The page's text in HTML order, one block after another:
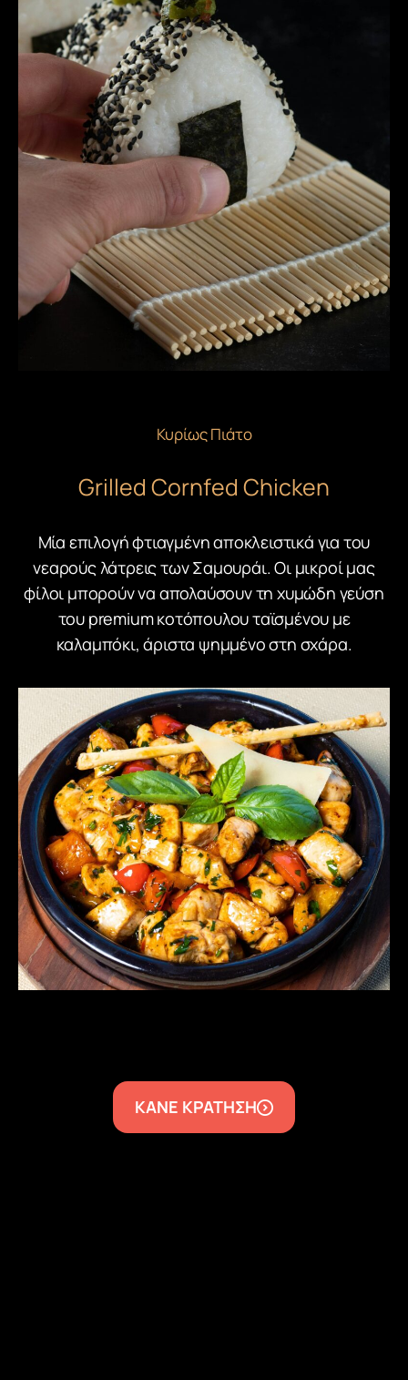
Κυρίως Πιάτο
Grilled Cornfed Chicken
Mία επιλογή φτιαγμένη αποκλειστικά για του
νεαρούς λάτρεις των Σαμουράι. Οι μικροί μας
φίλοι μπορούν να απολαύσουν τη χυμώδη γεύση
του premium κοτόπουλου ταϊσμένου με
καλαμπόκι, άριστα ψημμένο στη σχάρα.
ΚΑΝΕ ΚΡΑΤΗΣΗ